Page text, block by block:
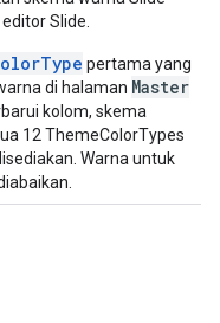
Slide.
pertama yang
di halaman Master
kolom, skema
12 ThemeColorTypes
Warna untuk